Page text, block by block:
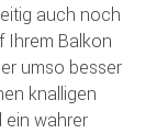
auch noch
Ihrem Balkon
umso besser
knalligen
ein wahrer